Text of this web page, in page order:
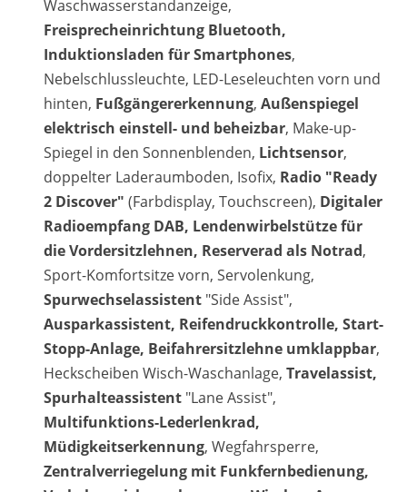
Waschwasserstandanzeige,
Freisprecheinrichtung Bluetooth,
Induktionsladen für Smartphones,
Nebelschlussleuchte, LED-Leseleuchten vorn und
hinten, Fußgängererkennung, Außenspiegel
elektrisch einstell- und beheizbar, Make-up-
Spiegel in den Sonnenblenden, Lichtsensor,
doppelter Laderaumboden, Isofix, Radio "Ready
2 Discover" (Farbdisplay, Touchscreen), Digitaler
Radioempfang DAB, Lendenwirbelstütze für
die Vordersitzlehnen, Reserverad als Notrad,
Sport-Komfortsitze vorn, Servolenkung,
Spurwechselassistent "Side Assist",
Ausparkassistent, Reifendruckkontrolle, Start-
Stopp-Anlage, Beifahrersitzlehne umklappbar,
Heckscheiben Wisch-Waschanlage, Travelassist,
Spurhalteassistent "Lane Assist",
Multifunktions-Lederlenkrad,
Müdigkeitserkennung, Wegfahrsperre,
Zentralverriegelung mit Funkfernbedienung,